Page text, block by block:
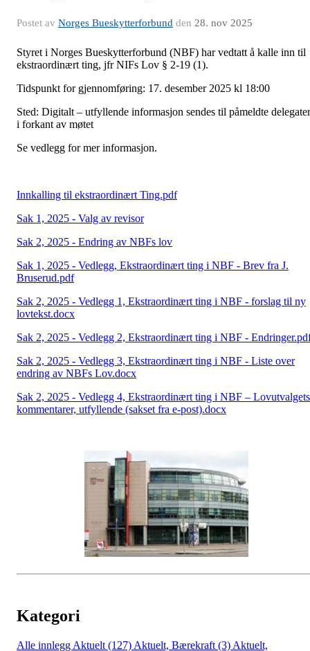
Postet av Norges Bueskytterforbund den 28. nov 2025
Styret i Norges Bueskytterforbund (NBF) har vedtatt å kalle inn til
ekstraordinært ting, jfr NIFs Lov § 2-19 (1).
Tidspunkt for gjennomføring: 17. desember 2025 kl 18:00
Sted: Digitalt – utfyllende informasjon sendes til påmeldte delegater
i forkant av møtet
Se vedlegg for mer informasjon.
Innkalling til ekstraordinært Ting.pdf
Sak 1, 2025 - Valg av revisor
Sak 2, 2025 - Endring av NBFs lov
Sak 1, 2025 - Vedlegg, Ekstraordinært ting i NBF - Brev fra J.
Bruserud.pdf
Sak 2, 2025 - Vedlegg 1, Ekstraordinært ting i NBF - forslag til ny
lovtekst.docx
Sak 2, 2025 - Vedlegg 2, Ekstraordinært ting i NBF -
Sak 2, 2025 - Vedlegg 3, Ekstraordinært ting i NBF - Liste over
endring av NBFs Lov.docx
Sak 2, 2025 - Vedlegg 4, Ekstraordinært ting i NBF – Lovutvalgets
kommentarer, utfyllende (sakset fra e-post).docx
Kategori
Alle innlegg Aktuelt (127) Aktuelt, Bærekraft (3) Aktuelt,